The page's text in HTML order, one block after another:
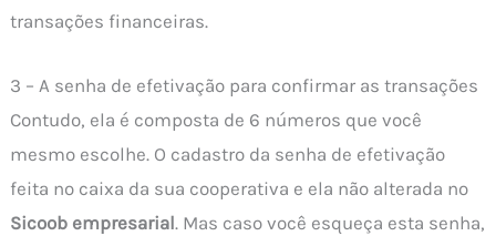
transações financeiras.
3 – A senha de efetivação para confirmar as transações
Contudo, ela é composta de 6 números que você
mesmo escolhe. O cadastro da senha de efetivação
feita no caixa da sua cooperativa e ela não alterada no
Sicoob empresarial. Mas caso você esqueça esta senha,